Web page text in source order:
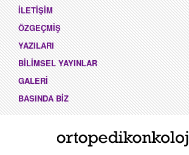
İLETİŞİM
ÖZGEÇMİŞ
YAZILARI
BİLİMSEL YAYINLAR
GALERİ
BASINDA BİZ